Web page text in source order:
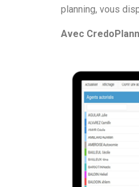
planning, vous
Avec